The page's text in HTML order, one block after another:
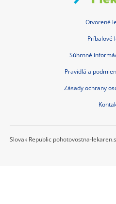
Otvorené
Príbalové
Súhrnné
Pravidlá a
Zásady ochrany
Slovak Republic pohotovostna-